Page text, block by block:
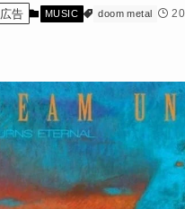
広告 MUSIC doom metal